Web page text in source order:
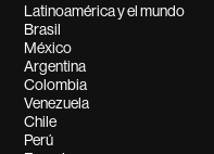
Latinoamérica y el mundo
Brasil
México
Argentina
Colombia
Venezuela
Chile
Perú